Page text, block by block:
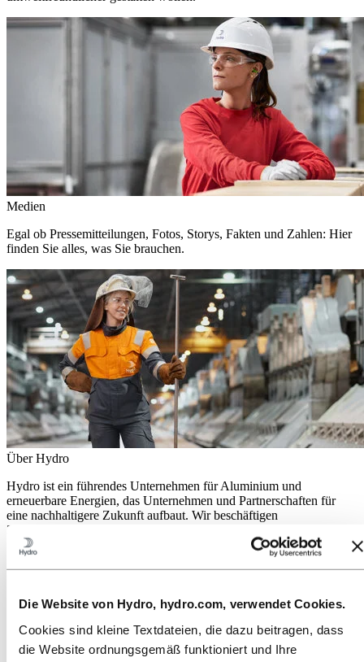
Die Website von Hydro, hydro.com, verwendet Cookies.
Cookies sind kleine Textdateien, die dazu beitragen, dass
die Website ordnungsgemäß funktioniert und Ihre
Medien
Egal ob Pressemitteilungen, Fotos, Storys, Fakten und Zahlen: Hier
finden Sie alles, was Sie brauchen.
Über Hydro
Hydro ist ein führendes Unternehmen für Aluminium und
erneuerbare Energien, das Unternehmen und Partnerschaften für
eine nachhaltigere Zukunft aufbaut. Wir beschäftigen
32.000 Mitarbeiter an mehr als 140 Standorten in 40 Ländern.
Produkte
Über Aluminium
ALUMINIUM 2026
Zu:Energie